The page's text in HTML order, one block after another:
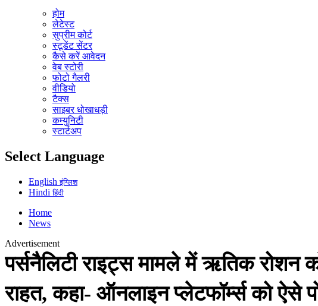
होम
लेटेस्ट
सुप्रीम कोर्ट
स्टूडेंट सेंटर
कैसे करें आवेदन
वेब स्टोरी
फोटो गैलरी
वीडियो
टैक्स
साइबर धोखाधड़ी
कम्युनिटी
स्टार्टअप
Select Language
Englishइंग्लिश
Hindiहिंदी
Home
News
Advertisement
पर्सनैलिटी राइट्स मामले में ऋतिक रोशन
राहत, कहा- ऑनलाइन प्लेटफॉर्म्स को ऐसे